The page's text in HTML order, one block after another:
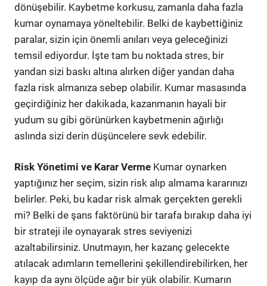
dönüşebilir. Kaybetme korkusu, zamanla daha fazla
kumar oynamaya yöneltebilir. Belki de kaybettiğiniz
paralar, sizin için önemli anıları veya geleceğinizi
temsil ediyordur. İşte tam bu noktada stres, bir
yandan sizi baskı altına alırken diğer yandan daha
fazla risk almanıza sebep olabilir. Kumar masasında
geçirdiğiniz her dakikada, kazanmanın hayali bir
yudum su gibi görünürken kaybetmenin ağırlığı
aslında sizi derin düşüncelere sevk edebilir.
Risk Yönetimi ve Karar Verme Kumar oynarken
yaptığınız her seçim, sizin risk alıp almama kararınızı
belirler. Peki, bu kadar risk almak gerçekten gerekli
mi? Belki de şans faktörünü bir tarafa bırakıp daha iyi
bir strateji ile oynayarak stres seviyenizi
azaltabilirsiniz. Unutmayın, her kazanç gelecekte
atılacak adımların temellerini şekillendirebilirken, her
kayıp da aynı ölçüde ağır bir yük olabilir. Kumarın